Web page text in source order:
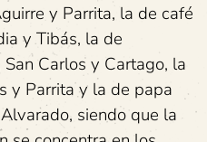
y Parrita, la de café
y Tibás, la de
Carlos y Cartago, la
y Parrita y la de papa
siendo que la